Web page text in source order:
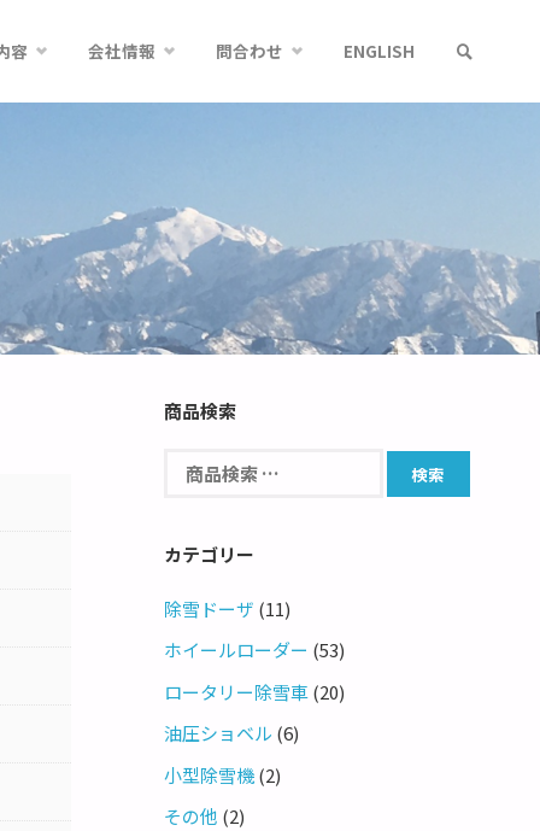
容 会社情報 問合わせ ENGLISH
商品検索
カテゴリー
除雪ドーザ (11)
ホイールローダー (53)
ロータリー除雪車 (20)
油圧ショベル (6)
小型除雪機 (2)
その他 (2)